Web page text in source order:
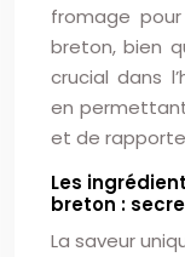
fromage
breton, bien
crucial dans
en
et de
Les
breton :
La saveur